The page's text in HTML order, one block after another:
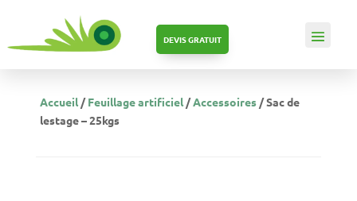
DEVIS GRATUIT
Accueil/Feuillage artificiel/Accessoires/ Sac de
lestage – 25kgs